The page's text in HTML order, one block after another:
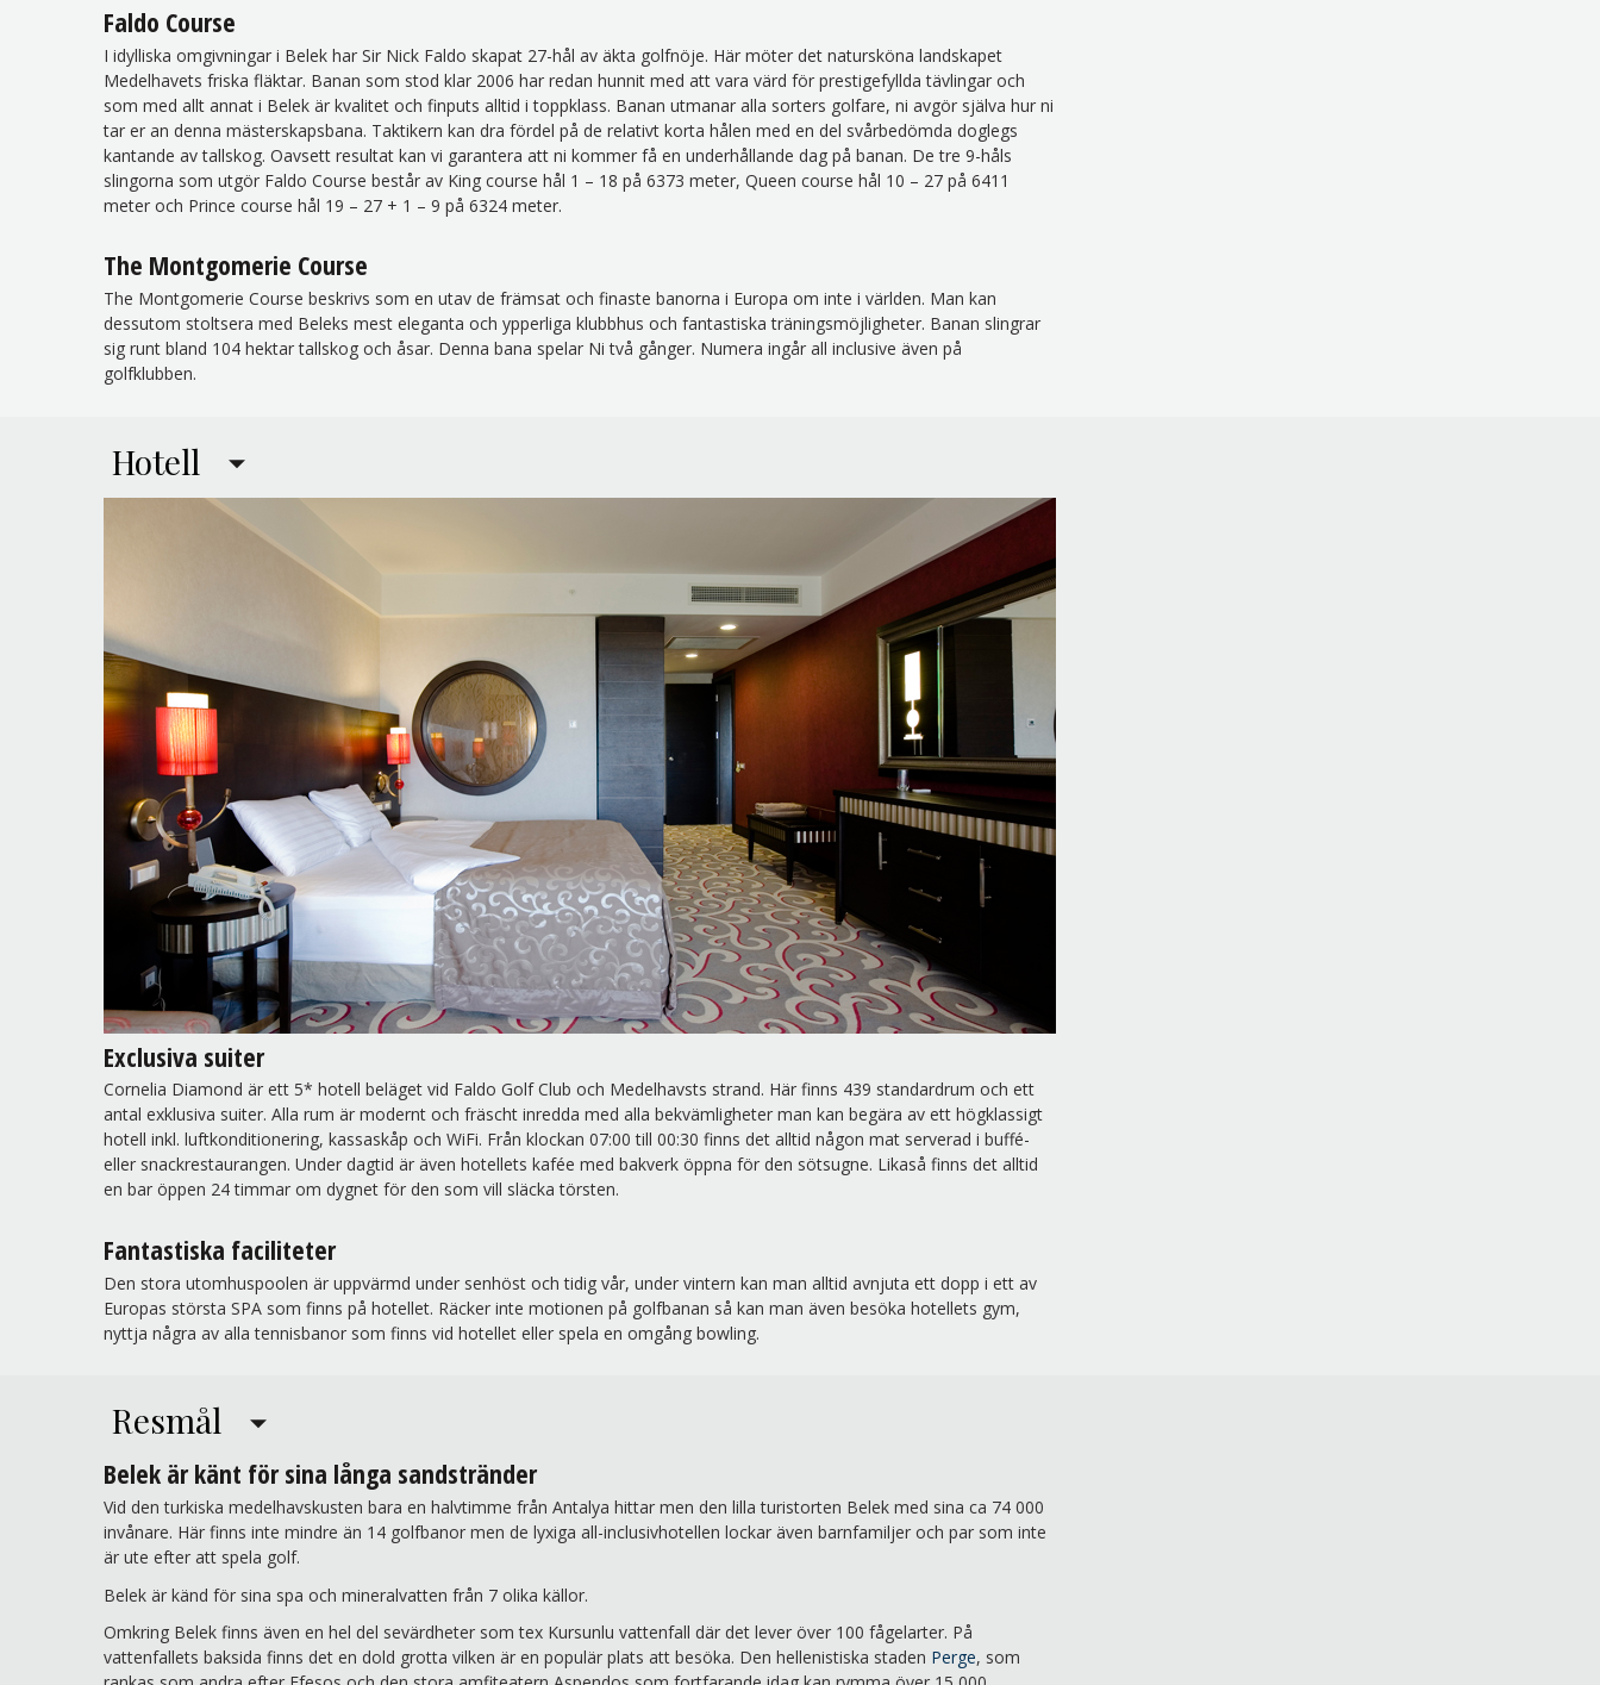
Faldo Course
I idylliska omgivningar i Belek har Sir Nick Faldo skapat 27-hål av äkta golfnöje. Här möter det natursköna landskapet
Medelhavets friska fläktar. Banan som stod klar 2006 har redan hunnit med att vara värd för prestigefyllda tävlingar och
som med allt annat i Belek är kvalitet och finputs alltid i toppklass. Banan utmanar alla sorters golfare, ni avgör själva hur ni
tar er an denna mästerskapsbana. Taktikern kan dra fördel på de relativt korta hålen med en del svårbedömda doglegs
kantande av tallskog. Oavsett resultat kan vi garantera att ni kommer få en underhållande dag på banan. De tre 9-håls
slingorna som utgör Faldo Course består av King course hål 1 – 18 på 6373 meter, Queen course hål 10 – 27 på 6411
meter och Prince course hål 19 – 27 + 1 – 9 på 6324 meter.
The Montgomerie Course
The Montgomerie Course beskrivs som en utav de främsat och finaste banorna i Europa om inte i världen. Man kan
dessutom stoltsera med Beleks mest eleganta och ypperliga klubbhus och fantastiska träningsmöjligheter. Banan slingrar
sig runt bland 104 hektar tallskog och åsar. Denna bana spelar Ni två gånger. Numera ingår all inclusive även på
golfklubben.
Hotell
Exclusiva suiter
Cornelia Diamond är ett 5* hotell beläget vid Faldo Golf Club och Medelhavsts strand. Här finns 439 standardrum och ett
antal exklusiva suiter. Alla rum är modernt och fräscht inredda med alla bekvämligheter man kan begära av ett högklassigt
hotell inkl. luftkonditionering, kassaskåp och WiFi. Från klockan 07:00 till 00:30 finns det alltid någon mat serverad i buffé-
eller snackrestaurangen. Under dagtid är även hotellets kafée med bakverk öppna för den sötsugne. Likaså finns det alltid
en bar öppen 24 timmar om dygnet för den som vill släcka törsten.
Fantastiska faciliteter
Den stora utomhuspoolen är uppvärmd under senhöst och tidig vår, under vintern kan man alltid avnjuta ett dopp i ett av
Europas största SPA som finns på hotellet. Räcker inte motionen på golfbanan så kan man även besöka hotellets gym,
nyttja några av alla tennisbanor som finns vid hotellet eller spela en omgång bowling.
Resmål
Belek är känt för sina långa sandstränder
Vid den turkiska medelhavskusten bara en halvtimme från Antalya hittar men den lilla turistorten Belek med sina ca 74 000
invånare. Här finns inte mindre än 14 golfbanor men de lyxiga all-inclusivhotellen lockar även barnfamiljer och par som inte
är ute efter att spela golf.
Belek är känd för sina spa och mineralvatten från 7 olika källor.
Omkring Belek finns även en hel del sevärdheter som tex Kursunlu vattenfall där det lever över 100 fågelarter. På
vattenfallets baksida finns det en dold grotta vilken är en populär plats att besöka. Den hellenistiska staden Perge, som